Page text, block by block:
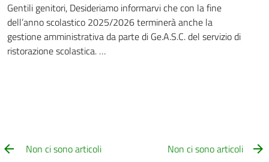
Gentili genitori, Desideriamo informarvi che con la fine
dell’anno scolastico 2025/2026 terminerà anche la
gestione amministrativa da parte di Ge.A.S.C. del servizio di
ristorazione scolastica. …
Non ci sono articoli Non ci sono articoli